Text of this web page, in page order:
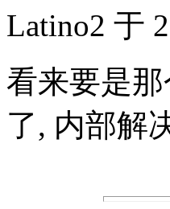
Latino2 于
看来要是
了, 内部解